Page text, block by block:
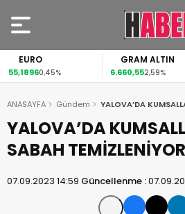
EURO
55,18960,45%
GRAM ALTIN
6.660,552,59%
ANASAYFA Gündem YALOVA’DA
YALOVA’DA
SABAH TEMİZLENİYOR
07.09.2023 14:59 Güncellenme :